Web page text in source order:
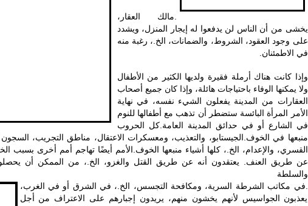
. مالك العقار،
يخشى من أن الناس لن يدفعوا له إيجار المنزل، ويشدد
على وجود العقود، الشروط، والضمانات، الخ.، رغبة منه
في الاطمئنان.
وإذا كانت هناك أرملة فقيرة ولديها الكثير من الأطفال
ولا يمكنها الوفاء باحتياجات هائلة، وإذا كان جميع أصحاب
العقارات من المدينة يفعلون الشيء نفسه، في نهاية
الأمر المرأة البائسة ستضطر أن تذهب مع أطفالها للنوم
في الشارع أو في حدائق المدينة العامة. كل الحروب
منبعها في الخوف. الجيستابو، والتعذيب، ومعسكرات الاعتقال، مناطق التجريب، السجون
القسري، والإعدام، الخ.، كلها أشياء منبعها الخوف. الأمم أيضًا تهاجم أمم أخرى بسبب
عن طريق العنف. يعتقدون أنه عن طريق القتل والغزو، الخ.، من الممكن أن يحصلوا
والسلطة
. في مكاتب الشرطة السرية، ومكافحة التجسس، الخ.، في الشرق أو في الغرب،
يعذبون الجواسيس لأنهم يخشون منهم، يريدون إجبارهم على الاعتراف من أجل